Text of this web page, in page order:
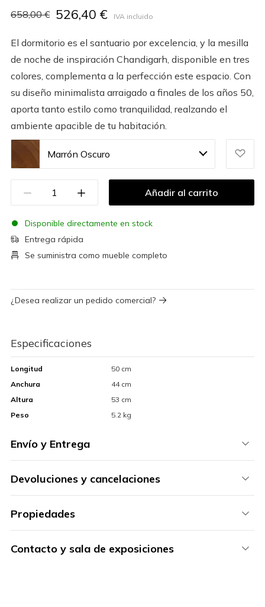
658,00 € 526,40 € IVA incluido
El dormitorio es el santuario por excelencia, y la mesilla
de noche de inspiración Chandigarh, disponible en tres
colores, complementa a la perfección este espacio. Con
su diseño minimalista arraigado a finales de los años 50,
aporta tanto estilo como tranquilidad, realzando el
ambiente apacible de tu habitación.
Marrón Oscuro
Añadir al carrito
Disponible directamente en stock
Entrega rápida
Se suministra como mueble completo
¿Desea realizar un pedido comercial?
Especificaciones
Longitud
50 cm
Anchura
44 cm
Altura
53 cm
Peso
5.2 kg
Envío y Entrega
Devoluciones y cancelaciones
Propiedades
Contacto y sala de exposiciones